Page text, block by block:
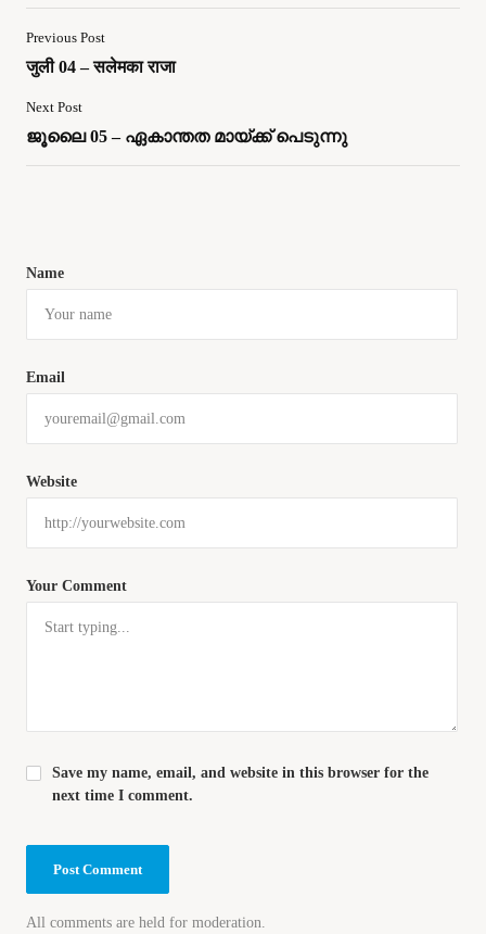
Previous Post
जुली 04 – सलेमका राजा
Next Post
ജൂലൈ 05 – ഏകാന്തത മായ്ക്ക് പെടുന്നു
Your Comment
All comments are held for moderation.
Name
Email
Website
Save my name, email, and website in this browser for the
next time I comment.